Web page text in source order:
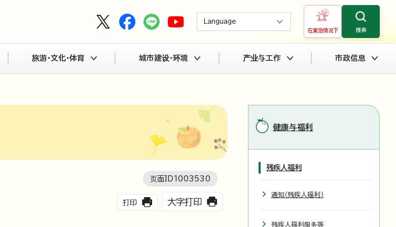
Language
在紧急情况下 搜索
旅游・文化・体育 城市建设・环境 产业与工作 市政信息
页面ID1003530
打印 大字打印
健康与福利
残疾人福利
通知（残疾人福利）
残疾人福利服务等